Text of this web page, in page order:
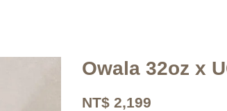
Owala 32oz x
NT$ 2,199